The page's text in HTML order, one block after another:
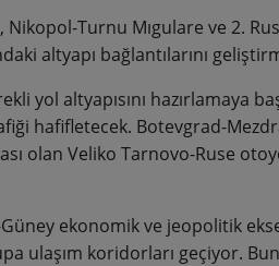
Nikopol-Turnu Mıgulare ve 2.
altyapı bağlantılarını
yol altyapısını hazırlamaya
hafifletecek. Botevgrad-
olan Veliko Tarnovo-Ruse
Güney ekonomik ve jeopolitik
ulaşım koridorları geçiyor.